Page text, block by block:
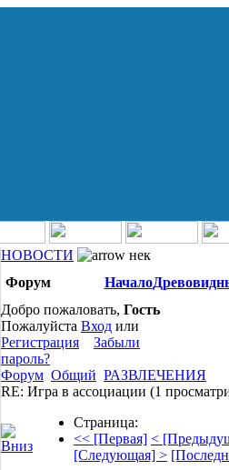
НОВОСТИ
нек
Форум
Начало
Добро пожаловать, Гость
Пожалуйста Вход или
Регистрация
Забыли
пароль?
Форум Общий РАЗВЛЕЧЕНИЯ
RE: Игра в ассоциации (1
Страница:
<< [Первая] <
[Следующая] >